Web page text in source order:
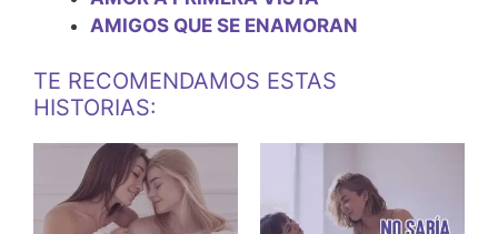
AMIGOS QUE SE ENAMORAN
TE RECOMENDAMOS ESTAS
HISTORIAS: